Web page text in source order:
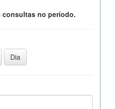
consultas no período.
Dia